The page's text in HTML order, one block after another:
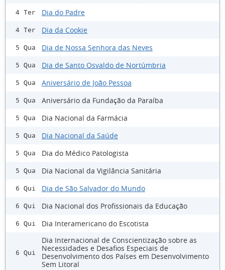
4 Ter Dia do Padre
4 Ter Dia da Cookie
5 Qua Dia de Nossa Senhora das Neves
5 Qua Dia de Santo Osvaldo de Nortúmbria
5 Qua Aniversário de João Pessoa
5 Qua Aniversário da Fundação da Paraíba
5 Qua Dia Nacional da Farmácia
5 Qua Dia Nacional da Saúde
5 Qua Dia do Médico Patologista
5 Qua Dia Nacional da Vigilância Sanitária
6 Qui Dia de São Salvador do Mundo
6 Qui Dia Nacional dos Profissionais da Educação
6 Qui Dia Interamericano do Escotista
6 Qui
Dia Internacional de Conscientização sobre as
Necessidades e Desafios Especiais de
Desenvolvimento dos Países em Desenvolvimento
Sem Litoral